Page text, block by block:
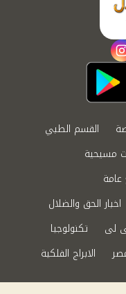
instagram
القسم الطبي
مسيحية
اخبار الحق والضلال
لى
تكنولوجيا
الابراج الفلكية